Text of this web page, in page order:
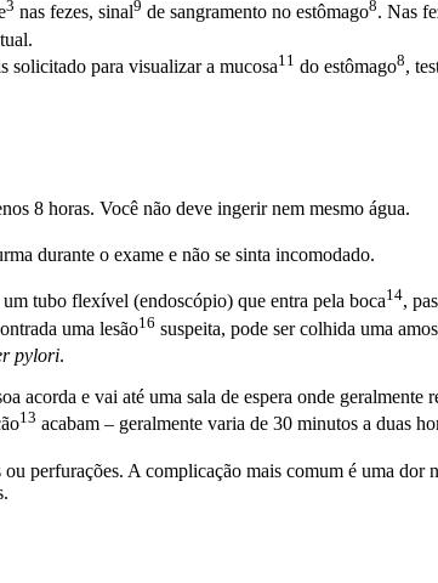
3 nas fezes, sinal9 de sangramento no estômago8. Nas
solicitado para visualizar a mucosa11 do estômago8,
8 horas. Você não deve ingerir nem mesmo água.
durante o exame e não se sinta incomodado.
tubo flexível (endoscópio) que entra pela boca14,
uma lesão16 suspeita, pode ser colhida uma
pylori.
acorda e vai até uma sala de espera onde geralmente
13 acabam – geralmente varia de 30 minutos a duas
perfurações. A complicação mais comum é uma dor